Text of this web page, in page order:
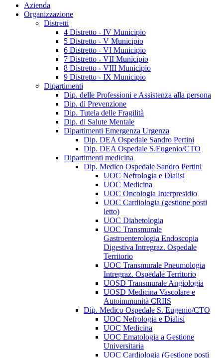
Azienda
Organizzazione
Distretti
4 Distretto - IV Municipio
5 Distretto - V Municipio
6 Distretto - VI Municipio
7 Distretto - VII Municipio
8 Distretto - VIII Municipio
9 Distretto - IX Municipio
Dipartimenti
Dip. delle Professioni e Assistenza alla persona
Dip. di Prevenzione
Dip. Tutela delle Fragilità
Dip. di Salute Mentale
Dipartimenti Emergenza Urgenza
Dip. DEA Ospedale Sandro Pertini
Dip. DEA Ospedale S.Eugenio/CTO
Dipartimenti medicina
Dip. Medico Ospedale Sandro Pertini
UOC Nefrologia e Dialisi
UOC Medicina
UOC Oncologia Interpresidio
UOC Cardiologia (gestione posti
letto)
UOC Diabetologia
UOC Transmurale
Gastroenterologia Endoscopia
Digestiva Intregraz. Ospedale
Territorio
UOC Transmurale Pneumologia
Intregraz. Ospedale Territorio
UOSD Transmurale Angiologia
UOSD Medicina Vascolare e
Autoimmunità CRIIS
Dip. Medico Ospedale S. Eugenio/CTO
UOC Nefrologia e Dialisi
UOC Medicina
UOC Ematologia a Gestione
Universitaria
UOC Cardiologia (Gestione posti